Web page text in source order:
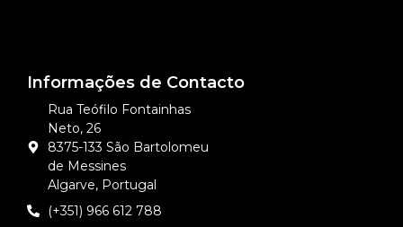
Informações de Contacto
Rua Teófilo Fontainhas
Neto, 26
8375-133 São Bartolomeu
de Messines
Algarve, Portugal
(+351) 966 612 788